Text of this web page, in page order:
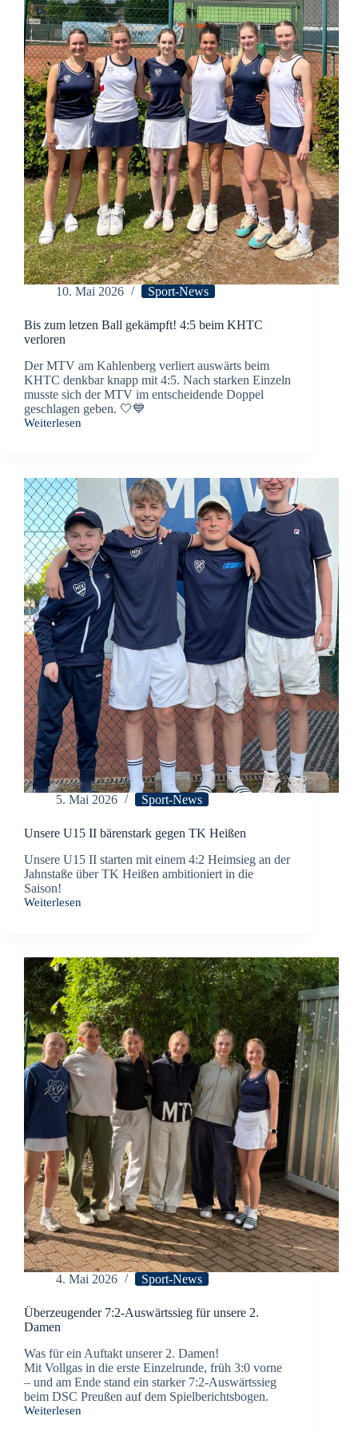
10. Mai 2026 Sport-News
Bis zum letzen Ball gekämpft! 4:5 beim KHTC
verloren
Der MTV am Kahlenberg verliert auswärts beim
KHTC denkbar knapp mit 4:5. Nach starken Einzeln
musste sich der MTV im entscheidende Doppel
geschlagen geben. 🤍💙
Weiterlesen
Bis
gekämpft!
4:5
beim
KHTC
verloren
5. Mai 2026 Sport-News
Unsere U15 II bärenstark gegen TK Heißen
Unsere U15 II starten mit einem 4:2 Heimsieg an der
Jahnstaße über TK Heißen ambitioniert in die
Saison!
Weiterlesen
Unsere
gegen
TK
Heißen
4. Mai 2026 Sport-News
Überzeugender 7:2-Auswärtssieg für unsere 2.
Damen
Was für ein Auftakt unserer 2. Damen!
Mit Vollgas in die erste Einzelrunde, früh 3:0 vorne
– und am Ende stand ein starker 7:2-Auswärtssieg
beim DSC Preußen auf dem Spielberichtsbogen.
Weiterlesen
Überzeugender